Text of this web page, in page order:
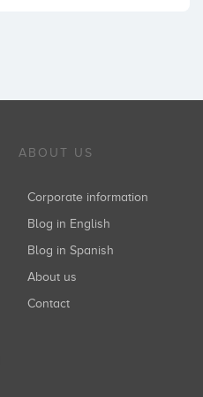
ABOUT US
Corporate information
Blog in English
Blog in Spanish
About us
Contact